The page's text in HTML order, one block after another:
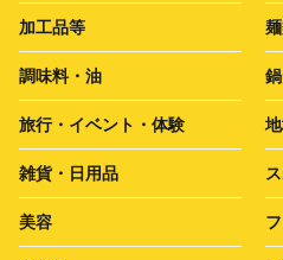
加工品等
調味料・油
旅行・イベント・体験
雑貨・日用品
美容